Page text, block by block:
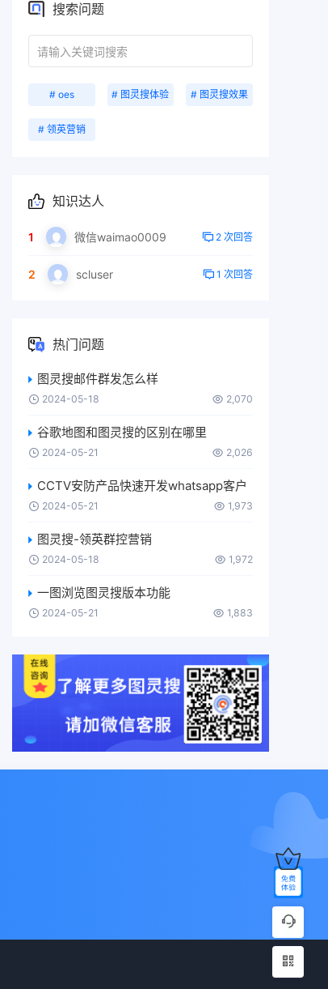
搜索问题
# oes # 图灵搜体验 # 图灵搜效果
# 领英营销
知识达人
1 微信waimao0009 2 次回答
2 scluser 1 次回答
热门问题
图灵搜邮件群发怎么样
2024-05-18 2,070
谷歌地图和图灵搜的区别在哪里
2024-05-21 2,026
CCTV安防产品快速开发whatsapp客户
2024-05-21 1,973
图灵搜-领英群控营销
2024-05-18 1,972
一图浏览图灵搜版本功能
2024-05-21 1,883